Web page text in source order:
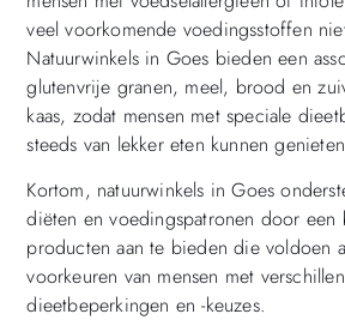
veel voorkomende voedingsstoffen
Natuurwinkels in Goes bieden een
glutenvrije granen, meel, brood en
kaas, zodat mensen met speciale
steeds van lekker eten kunnen
Kortom, natuurwinkels in Goes
diëten en voedingspatronen door een
producten aan te bieden die voldoen
voorkeuren van mensen met
dieetbeperkingen en -keuzes.